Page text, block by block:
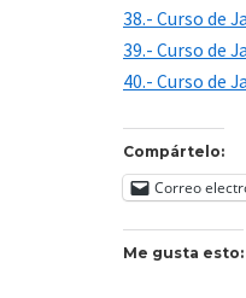
38.- Curso de
39.- Curso de
40.- Curso de
Compártelo:
Correo
Me gusta esto: